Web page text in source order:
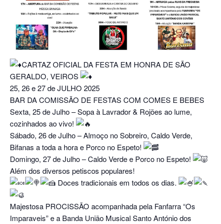
CARTAZ OFICIAL DA FESTA EM HONRA DE SÃO
GERALDO, VEIROS
25, 26 e 27 de JULHO 2025
BAR DA COMISSÃO DE FESTAS COM COMES E BEBES
Sexta, 25 de Julho – Sopa à Lavrador & Rojões ao lume,
cozinhados ao vivo!
Sábado, 26 de Julho – Almoço no Sobreiro, Caldo Verde,
Bifanas a toda a hora e Porco no Espeto!
Domingo, 27 de Julho – Caldo Verde e Porco no Espeto!
Além dos diversos petiscos populares!
Doces tradicionais em todos os dias.
Majestosa PROCISSÃO acompanhada pela Fanfarra “Os
Imparaveis” e a Banda União Musical Santo António dos